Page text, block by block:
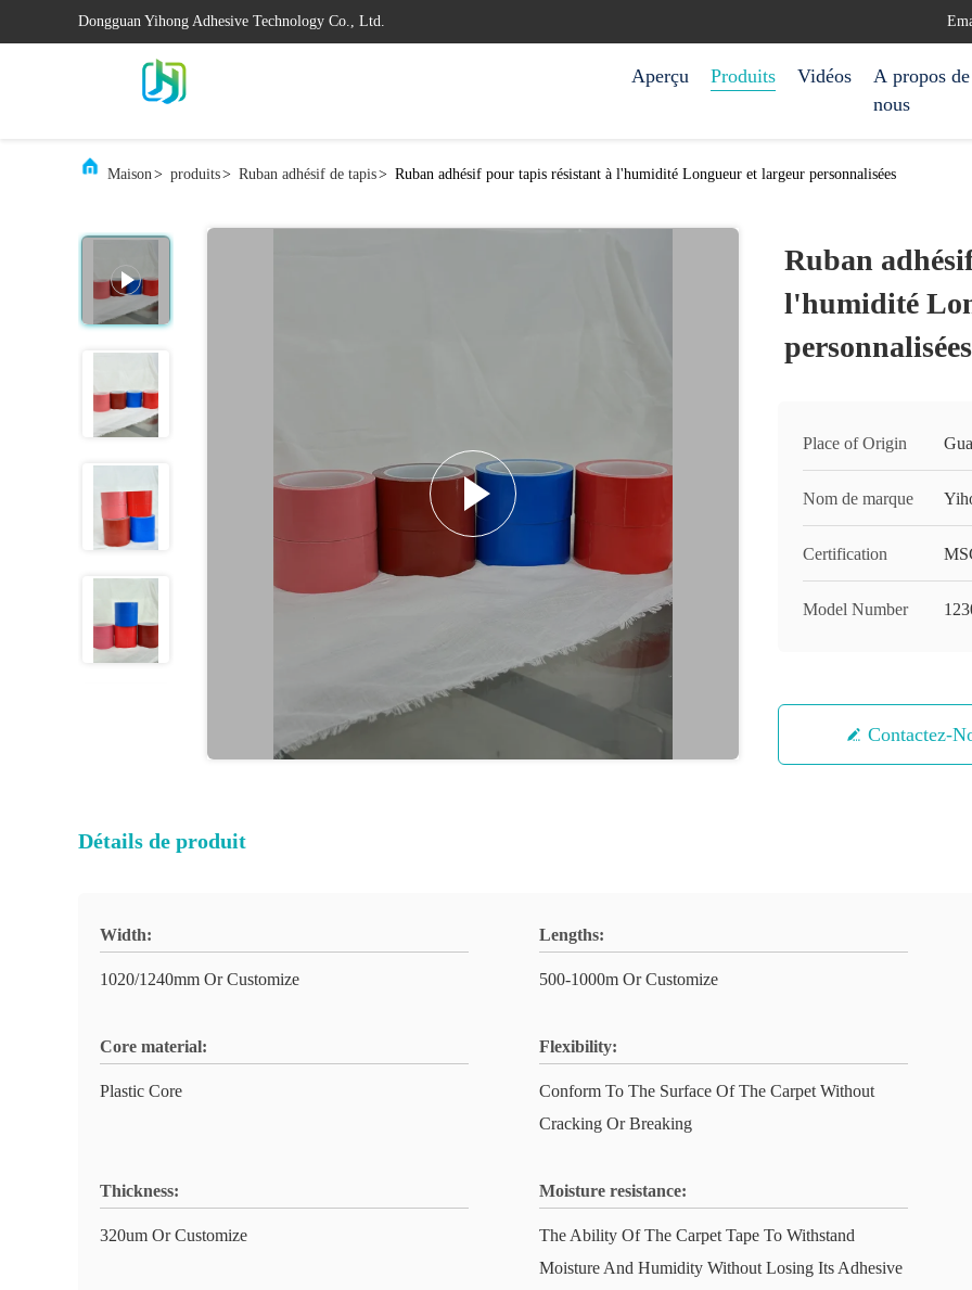
Dongguan Yihong Adhesive Technology Co., Ltd.
Aperçu Produits Vidéos
A propos de
nous
Maison> produits> Ruban adhésif de tapis> Ruban adhésif pour tapis résistant à l'humidité Longueur et largeur personnalisées
Ruban
l'humidité
personnalisées
Place of Origin
Nom de marque
Certification
Model Number
Contactez-
Détails de produit
Width:
1020/1240mm Or Customize
Lengths:
500-1000m Or Customize
Core material:
Plastic Core
Flexibility:
Conform To The Surface Of The Carpet Without
Cracking Or Breaking
Thickness:
320um Or Customize
Moisture resistance:
The Ability Of The Carpet Tape To Withstand
Moisture And Humidity Without Losing Its Adhesive